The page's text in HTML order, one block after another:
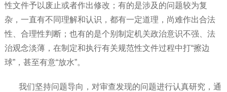
性文件予以废止或者作出修改；有的是涉及的问题较为复
杂，一直有不同理解和认识，都有一定道理，尚难作出合法
性、合理性判断；也有的是个别制定机关政治意识不强、法
治观念淡薄，在制定和执行有关规范性文件过程中打“擦边
球”，甚至有意“放水”。
我们坚持问题导向，对审查发现的问题进行认真研究，通